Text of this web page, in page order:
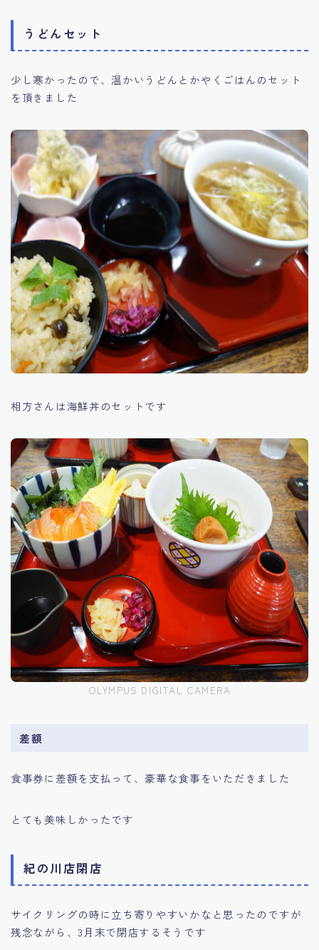
うどんセット
少し寒かったので、温かいうどんとかやくごはんのセット
を頂きました
相方さんは海鮮丼のセットです
OLYMPUS DIGITAL CAMERA
差額
食事券に差額を支払って、豪華な食事をいただきました
とても美味しかったです
紀の川店閉店
サイクリングの時に立ち寄りやすいかなと思ったのですが
残念ながら、3月末で閉店するそうです